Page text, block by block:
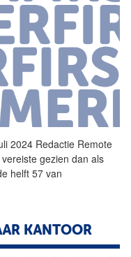
2024 Redactie Remote
gezien dan als
helft 57 van
KANTOOR